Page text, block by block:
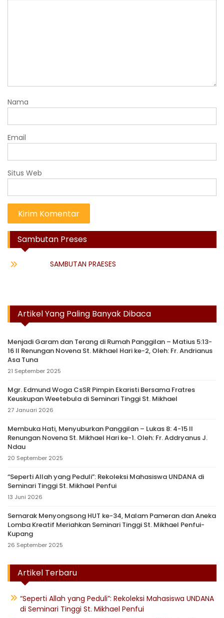
Nama
Email
Situs Web
Sambutan Preses
SAMBUTAN PRAESES
Artikel Yang Paling Banyak Dibaca
Menjadi Garam dan Terang di Rumah Panggilan – Matius 5:13-
16 II Renungan Novena St. Mikhael Hari ke-2, Oleh: Fr. Andrianus
Asa Tuna
21 September 2025
Mgr. Edmund Woga CsSR Pimpin Ekaristi Bersama Fratres
Keuskupan Weetebula di Seminari Tinggi St. Mikhael
27 Januari 2026
Membuka Hati, Menyuburkan Panggilan – Lukas 8: 4-15 II
Renungan Novena St. Mikhael Hari ke-1. Oleh: Fr. Addryanus J.
Ndau
20 September 2025
“Seperti Allah yang Peduli”: Rekoleksi Mahasiswa UNDANA di
Seminari Tinggi St. Mikhael Penfui
13 Juni 2026
Semarak Menyongsong HUT ke-34, Malam Pameran dan Aneka
Lomba Kreatif Meriahkan Seminari Tinggi St. Mikhael Penfui-
Kupang
26 September 2025
Artikel Terbaru
“Seperti Allah yang Peduli”: Rekoleksi Mahasiswa UNDANA
di Seminari Tinggi St. Mikhael Penfui